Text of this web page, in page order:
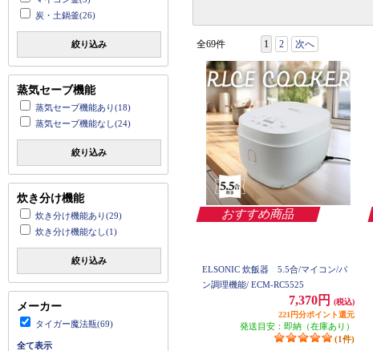
炭・土鍋釜(26)
絞り込み
蒸気セーブ機能
蒸気セーブ機能あり(18)
蒸気セーブ機能なし(24)
絞り込み
炊き分け機能
炊き分け機能あり(29)
炊き分け機能なし(1)
絞り込み
メーカー
タイガー魔法瓶(69)
全て表示
全69件 1 2 次へ
おすすめ商品
ELSONIC 炊飯器 5.5合/マイコン/パ
ン調理機能/ ECM-RC5525
7,370円
(税込)
221円分ポイント還元
発送目安：即納（在庫あり）
(1件)